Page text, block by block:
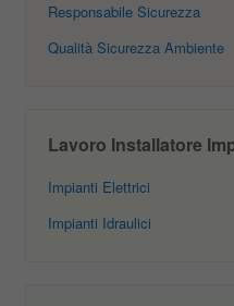
Responsabile Sicurezza
Qualità Sicurezza Ambiente
Lavoro Installatore
Impianti Elettrici
Impianti Idraulici